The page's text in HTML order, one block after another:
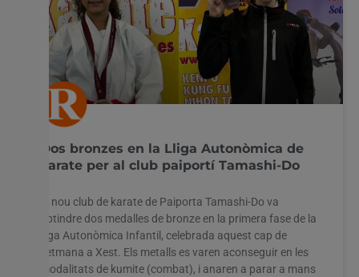
Dos bronzes en la Lliga Autonòmica de
karate per al club paiportí Tamashi-Do
El nou club de karate de Paiporta Tamashi-Do va
obtindre dos medalles de bronze en la primera fase de la
lliga Autonòmica Infantil, celebrada aquest cap de
setmana a Xest. Els metalls es varen aconseguir en les
modalitats de kumite (combat), i anaren a parar a mans